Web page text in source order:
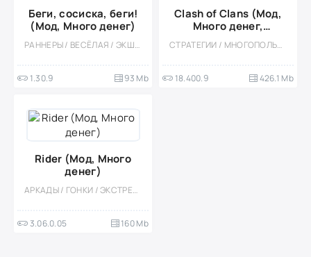
Беги, сосиска, беги!
(Мод, Много денег)
РАННЕРЫ / ВЕСЁЛАЯ / ЭКШЕНЫ / ПЛАТФОРМЕРЫ / КАЗУАЛЬНЫЕ / ОДНОПОЛЬЗОВАТЕЛЬСКИЕ / СТИЛИЗАЦИЯ / ОФЛАЙН / МОД / ПО МУЛЬТФИЛЬМАМ / ВСТРОЕННЫЙ КЕШ / МАЛЕНЬКАЯ
1.30.9 93 Mb
Clash of Clans (Мод,
Много денег,
приватный сервер) СТРАТЕГИИ / МНОГОПОЛЬЗОВАТЕЛЬСКАЯ / ОНЛАЙН / СОРЕВНОВАТЕЛЬНАЯ / БЕЗ КЕША / ВСТРОЕННЫЙ КЕШ / ОДНОПОЛЬЗОВАТЕЛЬСКИЕ / СТИЛИЗАЦИЯ / ФЭНТЕЗИ
18.400.9 426.1 Mb
Rider (Мод, Много
денег)
АРКАДЫ / ГОНКИ / ЭКСТРЕМАЛЬНАЯ ЕЗДА / АБСТРАКЦИЯ / КАЗУАЛЬНЫЕ / ОДНОПОЛЬЗОВАТЕЛЬСКИЕ / ОФЛАЙН / ФИЗИКА / МОД
3.06.0.05 160 Mb